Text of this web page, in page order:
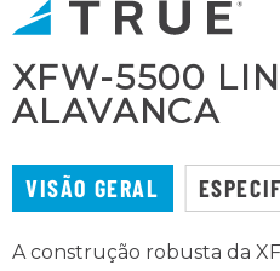
XFW-5500
ALAVANCA
VISÃO GERAL
A construção robusta da